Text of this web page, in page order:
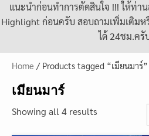
แนะนำก่อนทำการตัดสินใจ !!! ให้ท่า
Highlight ก่อนครับ สอบถามเพิ่มเติมห
ได้ 24ชม.ครั
Home / Products tagged “เมียนมาร์”
เมียนมาร์
Showing all 4 results